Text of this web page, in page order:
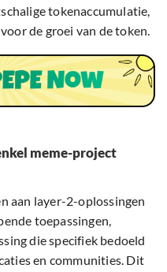
tokenaccumulatie,
de groei van de token.
meme-project
aan layer-2-oplossingen
toepassingen,
die specifiek bedoeld
en communities. Dit